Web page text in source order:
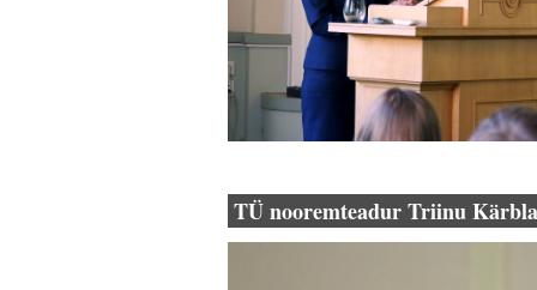
TÜ nooremteadur Triinu